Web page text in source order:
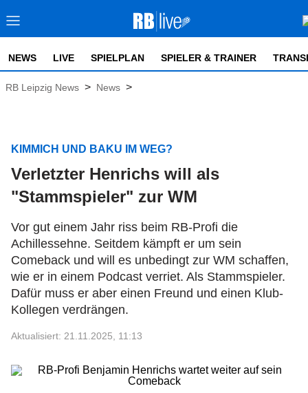
NEWS LIVE SPIELPLAN SPIELER & TRAINER
RB Leipzig News > News >
KIMMICH UND BAKU IM WEG?
Verletzter Henrichs will als
"Stammspieler" zur WM
Vor gut einem Jahr riss beim RB-Profi die
Achillessehne. Seitdem kämpft er um sein
Comeback und will es unbedingt zur WM schaffen,
wie er in einem Podcast verriet. Als Stammspieler.
Dafür muss er aber einen Freund und einen Klub-
Kollegen verdrängen.
Aktualisiert: 21.11.2025, 11:13